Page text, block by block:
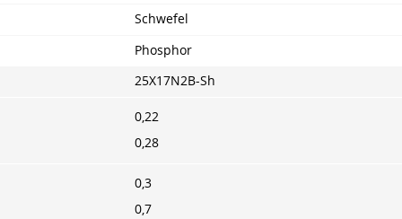
Schwefel
Phosphor
25X17N2B-Sh
0,22
0,28
0,3
0,7